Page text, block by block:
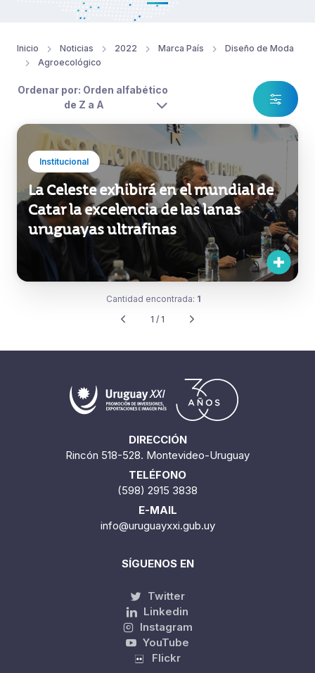
Inicio Noticias 2022 Marca País
Diseño de Moda
Agroecológico
Ordenar por: Orden alfabético
de Z a A
Institucional
La Celeste exhibirá en el mundial de
Catar la excelencia de las lanas
uruguayas ultrafinas
Cantidad encontrada: 1
1 / 1
DIRECCIÓN
Rincón 518-528. Montevideo-Uruguay
TELÉFONO
(598) 2915 3838
E-MAIL
info@uruguayxxi.gub.uy
SÍGUENOS EN
Twitter
Linkedin
Instagram
YouTube
Flickr